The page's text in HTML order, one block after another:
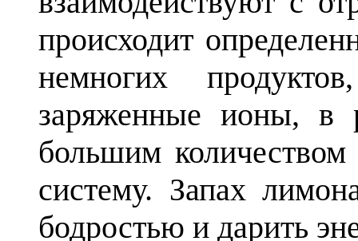
происходит
немногих
заряженные ионы, в
большим
систему. Запах
бодростью и дарить